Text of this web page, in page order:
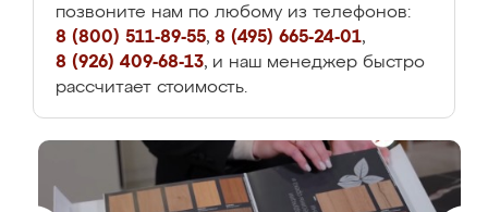
позвоните нам по любому из телефонов:
8 (800) 511-89-55, 8 (495) 665-24-01,
8 (926) 409-68-13, и наш менеджер быстро
рассчитает стоимость.